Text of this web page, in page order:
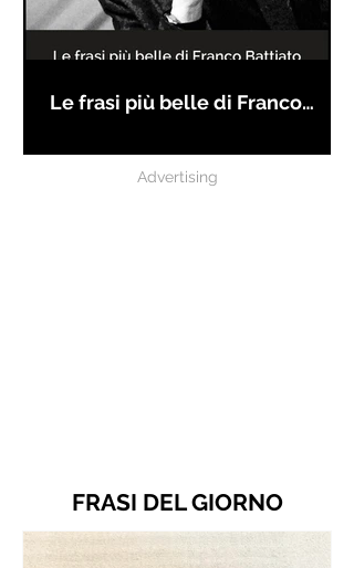
Le frasi più belle di Franco
Advertising
FRASI DEL GIORNO